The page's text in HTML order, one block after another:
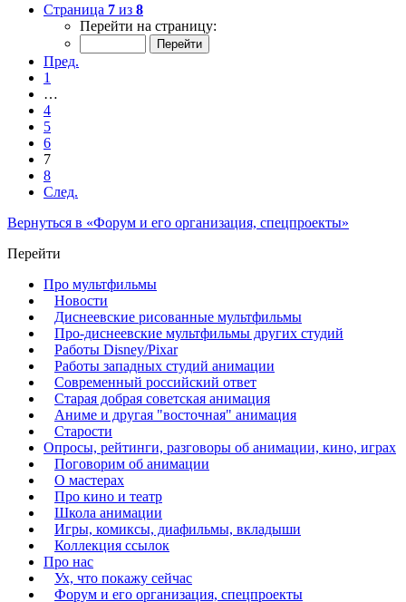
Страница 7 из 8
Перейти на страницу:
Пред.
1
…
4
5
6
7
8
След.
Вернуться в «Форум и его организация, спецпроекты»
Перейти
Про мультфильмы
Новости
Диснеевские рисованные мультфильмы
Про-диснеевские мультфильмы других студий
Работы Disney/Pixar
Работы западных студий анимации
Современный российский ответ
Старая добрая советская анимация
Аниме и другая "восточная" анимация
Старости
Опросы, рейтинги, разговоры об анимации, кино, играх
Поговорим об анимации
О мастерах
Про кино и театр
Школа анимации
Игры, комиксы, диафильмы, вкладыши
Коллекция ссылок
Про нас
Ух, что покажу сейчас
Форум и его организация, спецпроекты